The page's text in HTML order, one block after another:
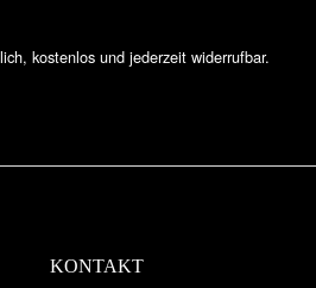
kostenlos und jederzeit widerrufbar.
KONTAKT